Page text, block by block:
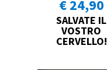
€ 24,90
SALVATE IL
VOSTRO
CERVELLO!